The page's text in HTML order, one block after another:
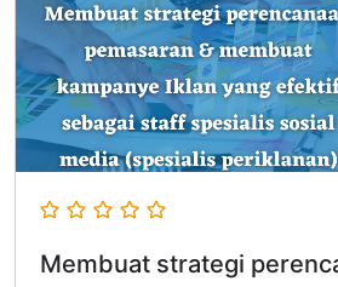
Membuat strategi